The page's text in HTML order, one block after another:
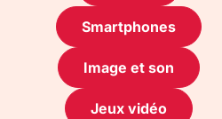
Smartphones
Image et son
Jeux vidéo